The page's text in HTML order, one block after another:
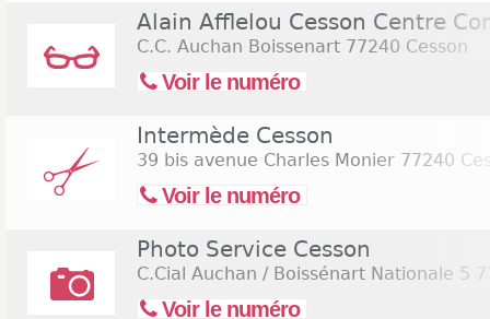
Alain Afflelou Cesson Centre
C.C. Auchan Boissenart 77240 Cesson
Voir le numéro
Intermède Cesson
39 bis avenue Charles Monier 77240
Voir le numéro
Photo Service Cesson
C.Cial Auchan / Boissénart Nationale 5
Voir le numéro